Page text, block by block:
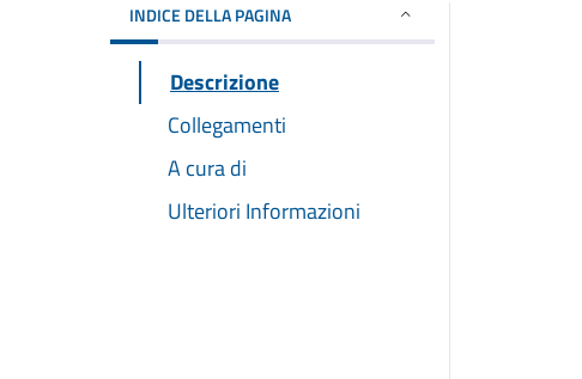
INDICE DELLA PAGINA
Descrizione
Collegamenti
A cura di
Ulteriori Informazioni